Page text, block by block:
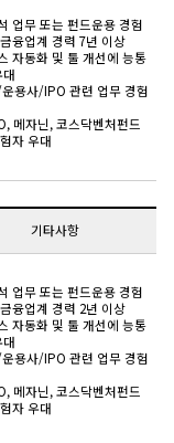
업무 또는 펀드운용 경험
융업계 경력 7년 이상
자동화 및 툴 개선에 능통
용사/IPO 관련 업무 경험
메자닌, 코스닥벤처펀드
자 우대
기타사항
업무 또는 펀드운용 경험
융업계 경력 2년 이상
자동화 및 툴 개선에 능통
용사/IPO 관련 업무 경험
메자닌, 코스닥벤처펀드
자 우대